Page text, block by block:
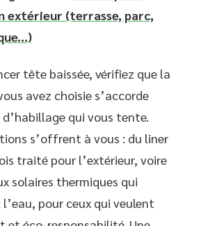
extérieur (terrasse, parc,
tête baissée, vérifiez que la
avez choisie s’accorde
d’habillage qui vous tente.
s’offrent à vous : du liner
traité pour l’extérieur, voire
solaires thermiques qui
pour ceux qui veulent